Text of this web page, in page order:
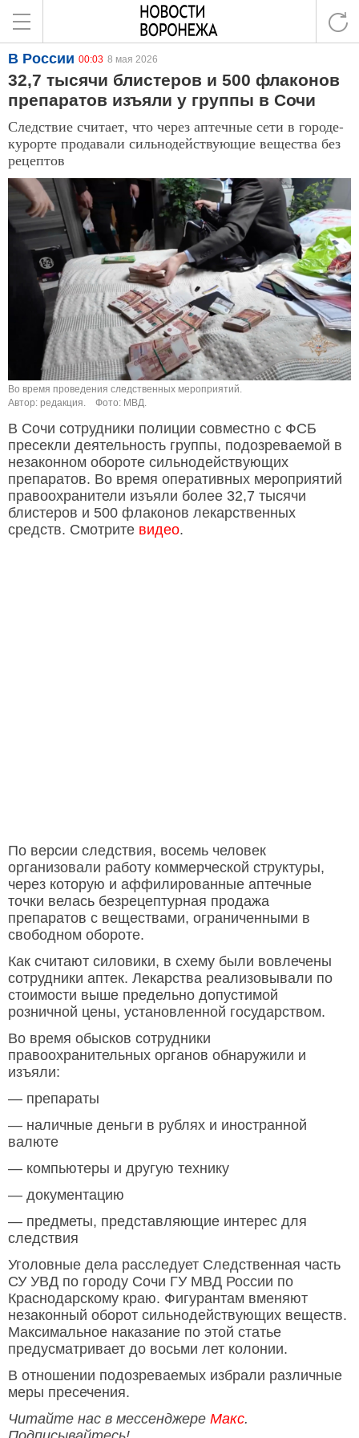
В России 00:03 8 мая 2026
32,7 тысячи блистеров и 500 флаконов
препаратов изъяли у группы в Сочи
Следствие считает, что через аптечные сети в городе-
курорте продавали сильнодействующие вещества без
рецептов
Во время проведения следственных мероприятий.
Автор: редакция.
Фото: МВД.
В Сочи сотрудники полиции совместно с ФСБ
пресекли деятельность группы, подозреваемой в
незаконном обороте сильнодействующих
препаратов. Во время оперативных мероприятий
правоохранители изъяли более 32,7 тысячи
блистеров и 500 флаконов лекарственных
средств. Смотрите видео.
По версии следствия, восемь человек
организовали работу коммерческой структуры,
через которую и аффилированные аптечные
точки велась безрецептурная продажа
препаратов с веществами, ограниченными в
свободном обороте.
Как считают силовики, в схему были вовлечены
сотрудники аптек. Лекарства реализовывали по
стоимости выше предельно допустимой
розничной цены, установленной государством.
Во время обысков сотрудники
правоохранительных органов обнаружили и
изъяли:
— препараты
— наличные деньги в рублях и иностранной
валюте
— компьютеры и другую технику
— документацию
— предметы, представляющие интерес для
следствия
Уголовные дела расследует Следственная часть
СУ УВД по городу Сочи ГУ МВД России по
Краснодарскому краю. Фигурантам вменяют
незаконный оборот сильнодействующих веществ.
Максимальное наказание по этой статье
предусматривает до восьми лет колонии.
В отношении подозреваемых избрали различные
меры пресечения.
Читайте нас в мессенджере Макс.